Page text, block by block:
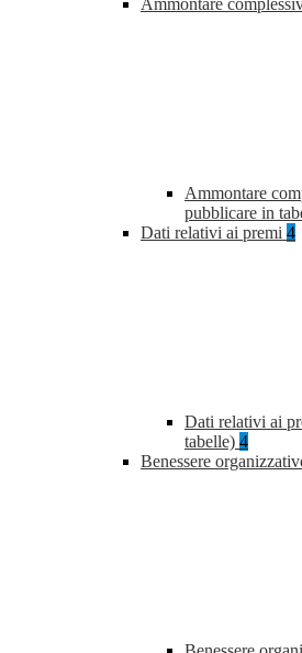
Ammontare
Ammontare
pubblicare in
Dati relativi ai premi 4
Dati relativi ai
tabelle) 4
Benessere